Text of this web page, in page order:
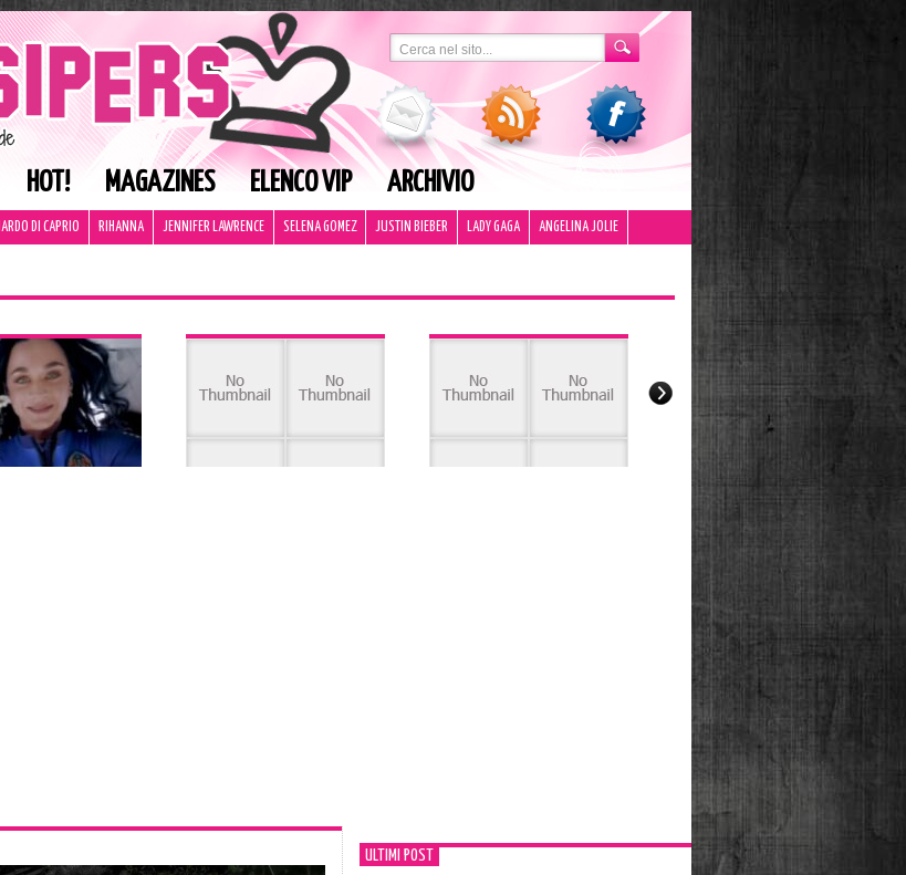
HOT! MAGAZINES ELENCO VIP ARCHIVIO
DI CAPRIO RIHANNA JENNIFER LAWRENCE SELENA GOMEZ JUSTIN BIEBER LADY GAGA ANGELINA JOLIE
ULTIMI POST